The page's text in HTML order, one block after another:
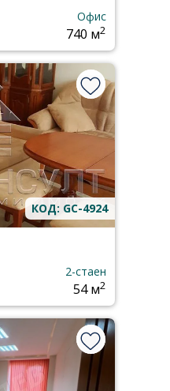
Офис
740 м2
КОД: GC-4924
2-стаен
54 м2